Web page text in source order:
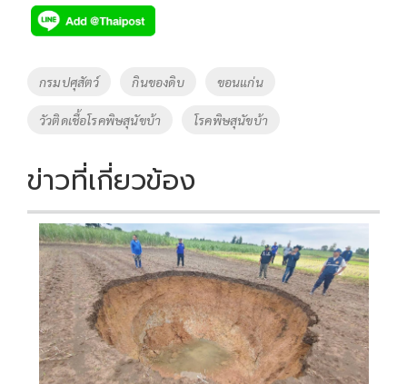
e
b
o
o
k
tt
er
p
y
Li
n
k
Tags
กรมปศุสัตว์ กินของดิบ ขอนแก่น
วัวติดเชื้อโรคพิษสุนัขบ้า โรคพิษสุนัขบ้า
ข่าวที่เกี่ยวข้อง